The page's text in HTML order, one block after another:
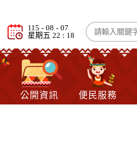
115 - 08 - 07
星期五 22 : 18
公開資訊 便民服務